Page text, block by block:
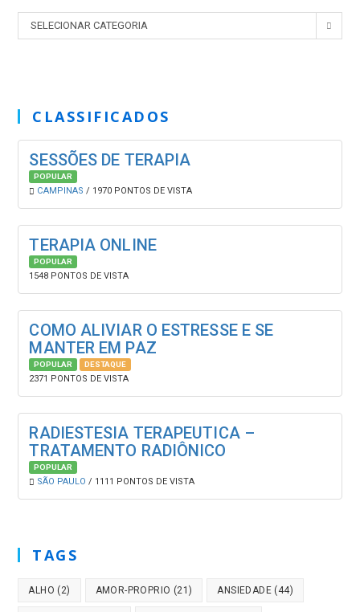
SELECIONAR CATEGORIA
CLASSIFICADOS
SESSÕES DE TERAPIA
POPULAR
CAMPINAS / 1970 PONTOS DE VISTA
TERAPIA ONLINE
POPULAR
1548 PONTOS DE VISTA
COMO ALIVIAR O ESTRESSE E SE
MANTER EM PAZ
POPULAR DESTAQUE
2371 PONTOS DE VISTA
RADIESTESIA TERAPEUTICA –
TRATAMENTO RADIÔNICO
POPULAR
SÃO PAULO / 1111 PONTOS DE VISTA
TAGS
ALHO (2) AMOR-PROPRIO (21) ANSIEDADE (44)